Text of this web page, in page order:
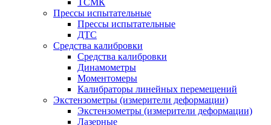
ТСМК
Прессы испытательные
Прессы испытательные
ДТС
Средства калибровки
Средства калибровки
Динамометры
Моментомеры
Калибраторы линейных перемещений
Экстензометры (измерители деформации)
Экстензометры (измерители деформации)
Лазерные